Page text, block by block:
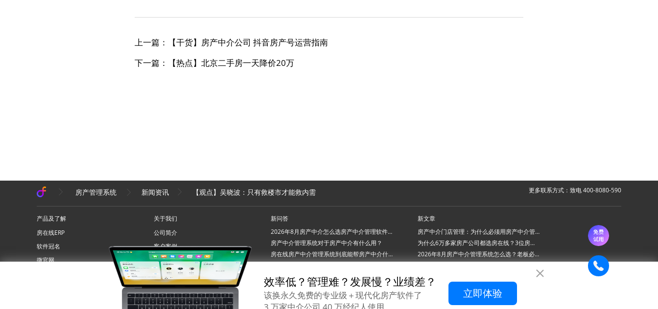
上一篇：【干货】房产中介公司 抖音房产号运营指南
下一篇：【热点】北京二手房一天降价20万
效率低？管理难？发展慢？业绩差？
该换永久免费的专业级＋现代化房产软件了
立即体验
房产管理系统 新闻资讯 【观点】吴晓波：只有救楼市才能救内需 更多联系方式：致电 400-8080-590
产品及了解
房在线ERP
软件冠名
微官网
关于我们
公司简介
客户案例
联系我们
网站地图
新问答
2026年8月房产中介怎么选房产中介管理软件系统？
房产中介管理系统对于房产中介有什么用？
房在线房产中介管理系统到底能帮房产中介什么忙？
新文章
房产中介门店管理：为什么必须用房产中介管理系统？
为什么6万多家房产公司都选房在线？3位房产中介老板的真实心声
2026年8月房产中介管理系统怎么选？老板必看的“避坑六步法”